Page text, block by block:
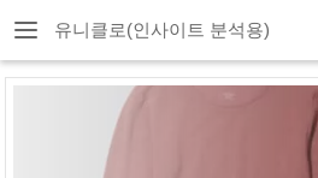
유니클로(인사이트 분석용)